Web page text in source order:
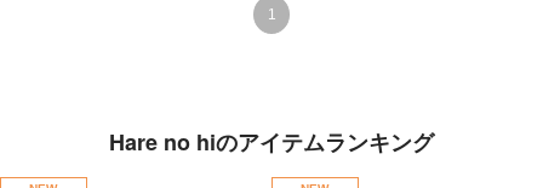
1
Hare no hiのアイテムランキング